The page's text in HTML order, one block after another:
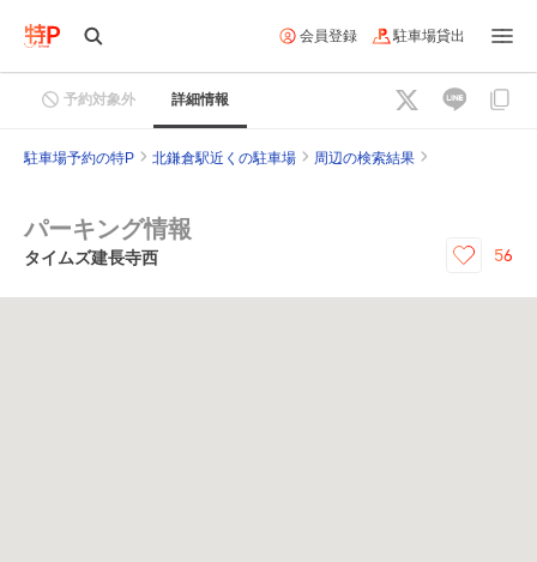
会員登録 駐車場貸出
予約対象外 詳細情報
駐車場予約の特P 北鎌倉駅近くの駐車場 周辺の検索結果
パーキング情報
タイムズ建長寺西 56